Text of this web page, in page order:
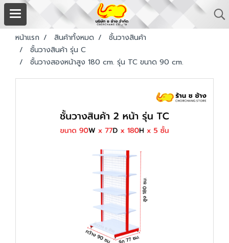
หน้าแรก สินค้าทั้งหมด
ชั้นวางสินค้า
ชั้นวางสินค้า รุ่น C
ชั้นวางสองหน้าสูง 180 cm. รุ่น TC ขนาด 90 cm.